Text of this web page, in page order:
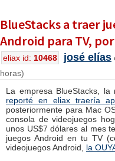
BlueStacks a traer
Android para TV,
eliax id: 10468 josé elías
horas)
La empresa BlueStacks,
reporté en eliax traería
posteriormente para Mac
consola de videojuegos
unos US$7 dólares al mes
juegos Android en tu TV
videojuegos Android, la